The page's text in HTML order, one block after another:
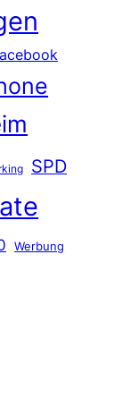
SPD
Werbung